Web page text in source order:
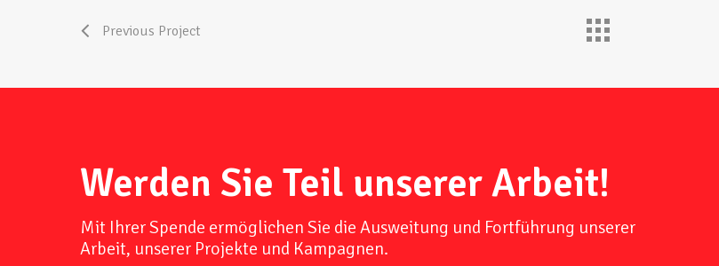
Previous Project
Werden Sie Teil unserer Arbeit!
Mit Ihrer Spende ermöglichen Sie die Ausweitung und Fortführung unserer
Arbeit, unserer Projekte und Kampagnen.